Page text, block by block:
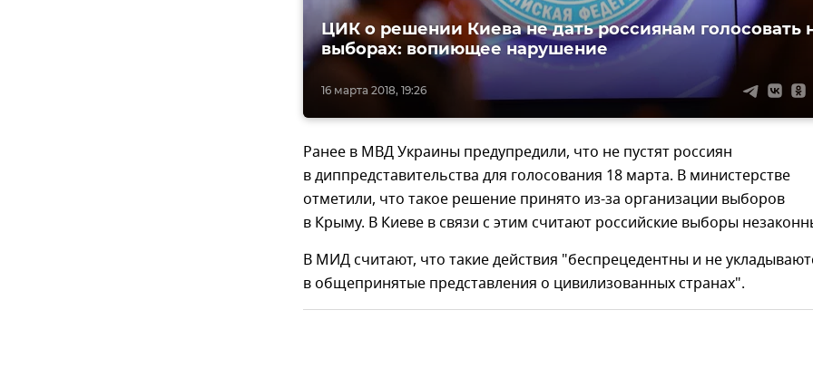
16 марта 2018, 19:26
ЦИК о решении Киева не дать россиянам голосовать
выборах: вопиющее нарушение
Ранее в МВД Украины предупредили, что не пустят россиян
в диппредставительства для голосования 18 марта. В министерстве
отметили, что такое решение принято из-за организации выборов
в Крыму. В Киеве в связи с этим считают российские выборы
В МИД считают, что такие действия "беспрецедентны и не
в общепринятые представления о цивилизованных странах".